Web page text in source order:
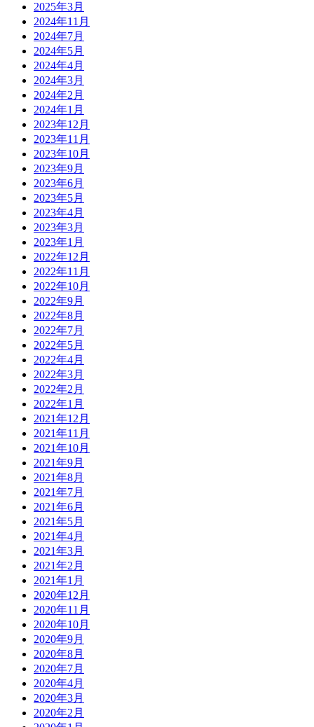
2025年3月
2024年11月
2024年7月
2024年5月
2024年4月
2024年3月
2024年2月
2024年1月
2023年12月
2023年11月
2023年10月
2023年9月
2023年6月
2023年5月
2023年4月
2023年3月
2023年1月
2022年12月
2022年11月
2022年10月
2022年9月
2022年8月
2022年7月
2022年5月
2022年4月
2022年3月
2022年2月
2022年1月
2021年12月
2021年11月
2021年10月
2021年9月
2021年8月
2021年7月
2021年6月
2021年5月
2021年4月
2021年3月
2021年2月
2021年1月
2020年12月
2020年11月
2020年10月
2020年9月
2020年8月
2020年7月
2020年4月
2020年3月
2020年2月